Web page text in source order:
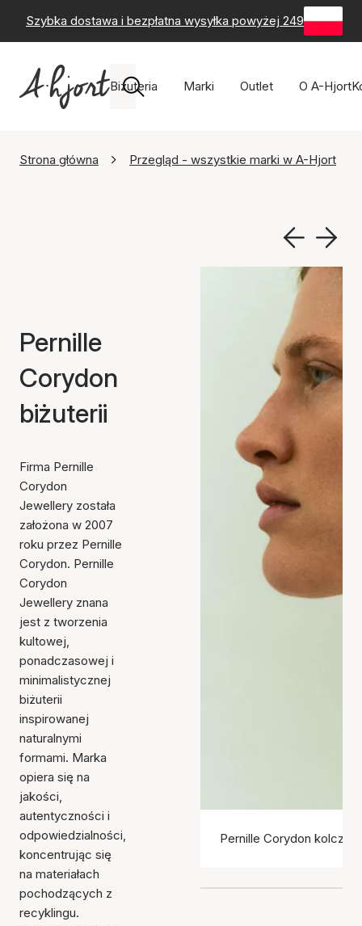
Szybka dostawa i bezpłatna wysyłka powyżej 249 zł -
Biżuteria Marki Outlet O A-Hjort
Strona główna Przegląd - wszystkie marki w A-Hjort
Pernille
Corydon
biżuterii
Firma Pernille
Corydon
Jewellery została
założona w 2007
roku przez Pernille
Corydon. Pernille
Corydon
Jewellery znana
jest z tworzenia
kultowej,
ponadczasowej i
minimalistycznej
biżuterii
inspirowanej
naturalnymi
formami. Marka
opiera się na
jakości,
autentyczności i
odpowiedzialności,
koncentrując się
na materiałach
pochodzących z
recyklingu.
Pernille Corydon kolczyki